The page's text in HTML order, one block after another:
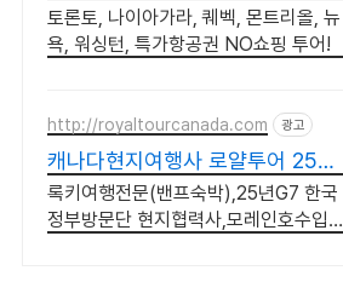
대규모 한인여행사
토론토, 나이아가라, 퀘벡, 몬트리올, 뉴
욕, 워싱턴, 특가항공권 NO쇼핑 투어!
http://royaltourcanada.com 광고
캐나다현지여행사 로얄투어 25년
G7 한국방문단 협력사
록키여행전문(밴프숙박),25년G7 한국
정부방문단 현지협력사,모레인호수입장